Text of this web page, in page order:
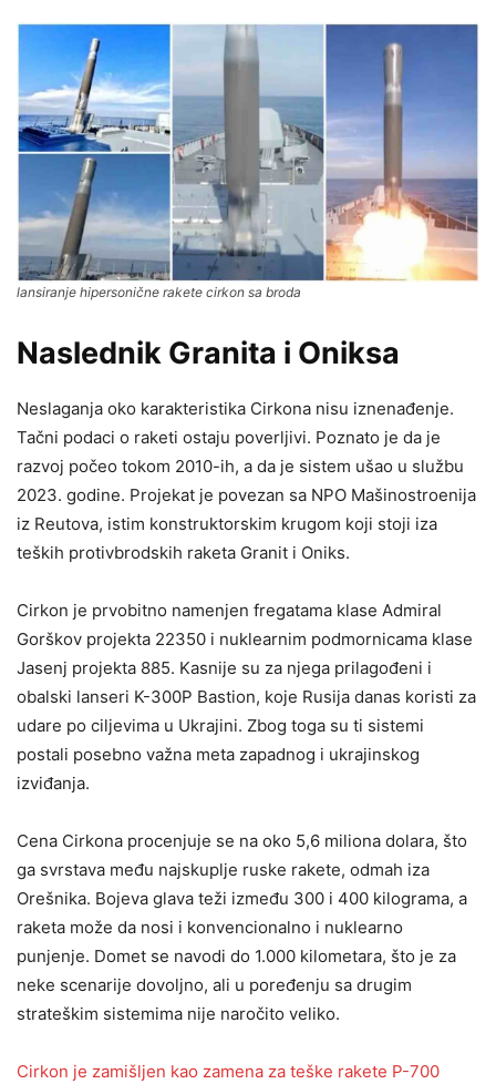
lansiranje hipersonične rakete cirkon sa broda
Naslednik Granita i Oniksa
Neslaganja oko karakteristika Cirkona nisu iznenađenje.
Tačni podaci o raketi ostaju poverljivi. Poznato je da je
razvoj počeo tokom 2010-ih, a da je sistem ušao u službu
2023. godine. Projekat je povezan sa NPO Mašinostroenija
iz Reutova, istim konstruktorskim krugom koji stoji iza
teških protivbrodskih raketa Granit i Oniks.
Cirkon je prvobitno namenjen fregatama klase Admiral
Gorškov projekta 22350 i nuklearnim podmornicama klase
Jasenj projekta 885. Kasnije su za njega prilagođeni i
obalski lanseri K-300P Bastion, koje Rusija danas koristi za
udare po ciljevima u Ukrajini. Zbog toga su ti sistemi
postali posebno važna meta zapadnog i ukrajinskog
izviđanja.
Cena Cirkona procenjuje se na oko 5,6 miliona dolara, što
ga svrstava među najskuplje ruske rakete, odmah iza
Orešnika. Bojeva glava teži između 300 i 400 kilograma, a
raketa može da nosi i konvencionalno i nuklearno
punjenje. Domet se navodi do 1.000 kilometara, što je za
neke scenarije dovoljno, ali u poređenju sa drugim
strateškim sistemima nije naročito veliko.
Cirkon je zamišljen kao zamena za teške rakete P-700